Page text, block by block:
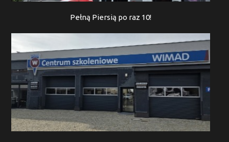
Pełną Piersią po raz 10!